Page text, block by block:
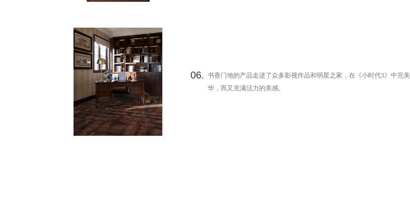
06.
书香门地的产品走进了众多影视作品和明星之家，在《小时代3》中完
华，而又充满活力的美感。